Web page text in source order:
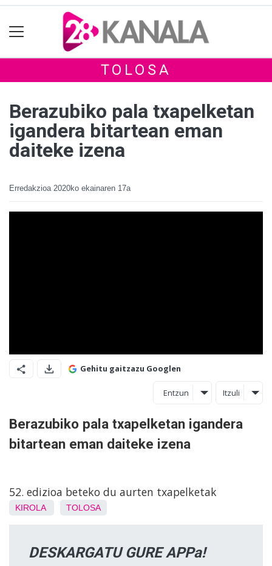
TOLOSA
Berazubiko pala txapelketan
igandera bitartean eman
daiteke izena
Erredakzioa 2020ko ekainaren 17a
Gehitu gaitzazu Googlen
Entzun Itzuli
Berazubiko pala txapelketan igandera
bitartean eman daiteke izena
52. edizioa beteko du aurten txapelketak
KIROLA TOLOSA
DESKARGATU GURE APPa!